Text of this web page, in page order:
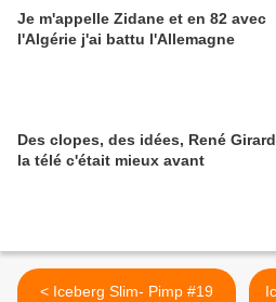
Je m'appelle Zidane et en 82 avec
l'Algérie j'ai battu l'Allemagne
Des clopes, des idées, René
la télé c'était mieux avant
< Iceberg Slim- Pimp #19